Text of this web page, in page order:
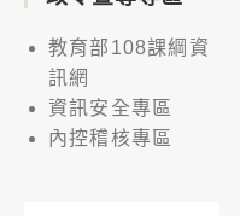
教育部108課綱資
訊網
資訊安全專區
內控稽核專區